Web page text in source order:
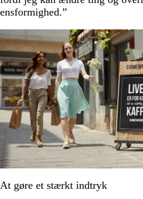
ensformighed.”
At gøre et stærkt indtryk